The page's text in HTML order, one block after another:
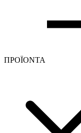
ΠΡΟΪΟΝΤΑ